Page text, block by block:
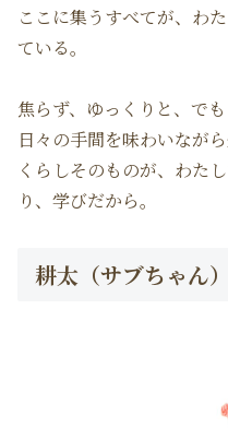
ここに集うすべてが、わ
ている。
焦らず、ゆっくりと、でも
日々の手間を味わいなが
くらしそのものが、わた
り、学びだから。
耕太（サブちゃん